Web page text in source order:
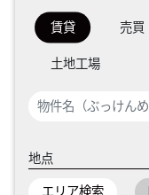
賃貸 売買
土地工場
地点
エリア検索